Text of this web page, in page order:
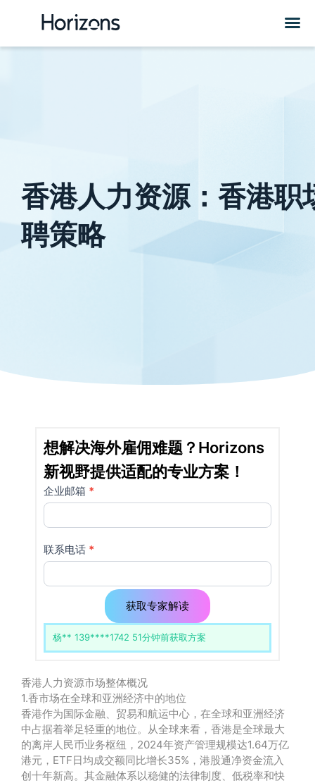
香港人力资源：香港职
聘策略
香港人力资源市场整体概况
1.香市场在全球和亚洲经济中的地位
香港作为国际金融、贸易和航运中心，在全球和亚洲经济
中占据着举足轻重的地位。从全球来看，香港是全球最大
的离岸人民币业务枢纽，2024年资产管理规模达1.64万亿
港元，ETF日均成交额同比增长35%，港股通净资金流入
创十年新高。其金融体系以稳健的法律制度、低税率和快
想解决海外雇佣难题？Horizons
新视野提供适配的专业方案！
详
页
使
用
企业邮箱 *
联系电话 *
如果
你是
人
该字
段请
留
获取专家解读
杨** 139****1742 51分钟前获取方案